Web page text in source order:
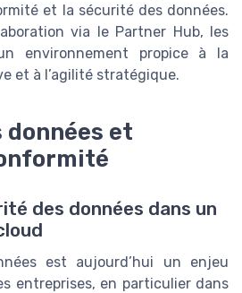
et la sécurité des données.
via le Partner Hub, les
environnement propice à la
et à l’agilité stratégique.
données et
des données dans un
est aujourd’hui un enjeu
entreprises, en particulier dans